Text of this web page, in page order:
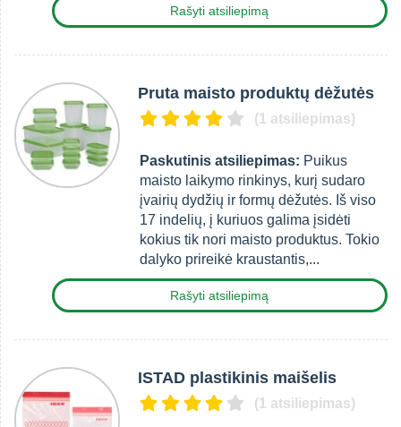
Rašyti atsiliepimą
Pruta maisto produktų dėžutės
(1 atsiliepimas)
Paskutinis atsiliepimas: Puikus
maisto laikymo rinkinys, kurį sudaro
įvairių dydžių ir formų dėžutės. Iš viso
17 indelių, į kuriuos galima įsidėti
kokius tik nori maisto produktus. Tokio
dalyko prireikė kraustantis,...
Rašyti atsiliepimą
ISTAD plastikinis maišelis
(1 atsiliepimas)